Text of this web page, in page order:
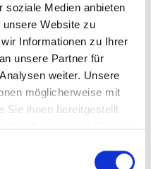
soziale Medien anbieten
Website zu
Informationen zu Ihrer
unsere Partner für
weiter. Unsere
möglicherweise mit
Sie ihnen bereitgestellt
Ihrer Nutzung der Dienste
Garcia Vinho
DOC Vinho Verde